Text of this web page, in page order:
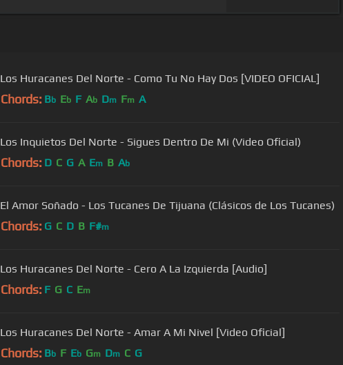
Los Huracanes Del Norte - Como Tu No Hay Dos [VIDEO OFICIAL]
Chords: Bb Eb F Ab Dm Fm A
Los Inquietos Del Norte - Sigues Dentro De Mi (Video Oficial)
Chords: D C G A Em B Ab
El Amor Soñado - Los Tucanes De Tijuana (Clásicos de Los Tucanes)
Chords: G C D B F#m
Los Huracanes Del Norte - Cero A La Izquierda [Audio]
Chords: F G C Em
Los Huracanes Del Norte - Amar A Mi Nivel [Video Oficial]
Chords: Bb F Eb Gm Dm C G